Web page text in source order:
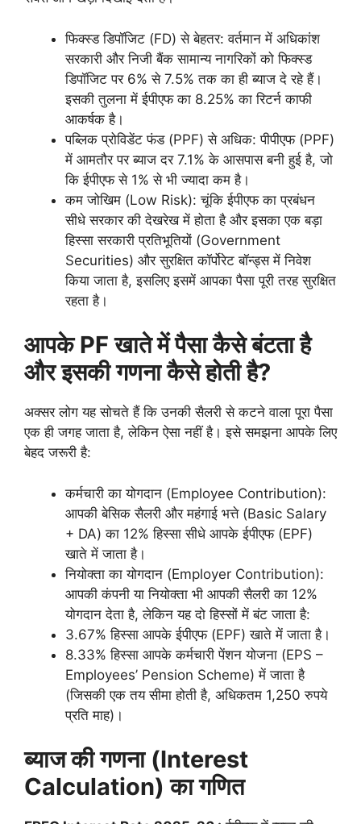
फिक्स्ड डिपॉजिट (FD) से बेहतर: वर्तमान में अधिकांश
सरकारी और निजी बैंक सामान्य नागरिकों को फिक्स्ड
डिपॉजिट पर 6% से 7.5% तक का ही ब्याज दे रहे हैं।
इसकी तुलना में ईपीएफ का 8.25% का रिटर्न काफी
आकर्षक है।
पब्लिक प्रोविडेंट फंड (PPF) से अधिक: पीपीएफ (PPF)
में आमतौर पर ब्याज दर 7.1% के आसपास बनी हुई है, जो
कि ईपीएफ से 1% से भी ज्यादा कम है।
कम जोखिम (Low Risk): चूंकि ईपीएफ का प्रबंधन
सीधे सरकार की देखरेख में होता है और इसका एक बड़ा
हिस्सा सरकारी प्रतिभूतियों (Government
Securities) और सुरक्षित कॉर्पोरेट बॉन्ड्स में निवेश
किया जाता है, इसलिए इसमें आपका पैसा पूरी तरह सुरक्षित
रहता है।
आपके PF खाते में पैसा कैसे बंटता है
और इसकी गणना कैसे होती है?
अक्सर लोग यह सोचते हैं कि उनकी सैलरी से कटने वाला पूरा पैसा
एक ही जगह जाता है, लेकिन ऐसा नहीं है। इसे समझना आपके लिए
बेहद जरूरी है:
कर्मचारी का योगदान (Employee Contribution):
आपकी बेसिक सैलरी और महंगाई भत्ते (Basic Salary
+ DA) का 12% हिस्सा सीधे आपके ईपीएफ (EPF)
खाते में जाता है।
नियोक्ता का योगदान (Employer Contribution):
आपकी कंपनी या नियोक्ता भी आपकी सैलरी का 12%
योगदान देता है, लेकिन यह दो हिस्सों में बंट जाता है:
3.67% हिस्सा आपके ईपीएफ (EPF) खाते में जाता है।
8.33% हिस्सा आपके कर्मचारी पेंशन योजना (EPS –
Employees’ Pension Scheme) में जाता है
(जिसकी एक तय सीमा होती है, अधिकतम 1,250 रुपये
प्रति माह)।
ब्याज की गणना (Interest
Calculation) का गणित